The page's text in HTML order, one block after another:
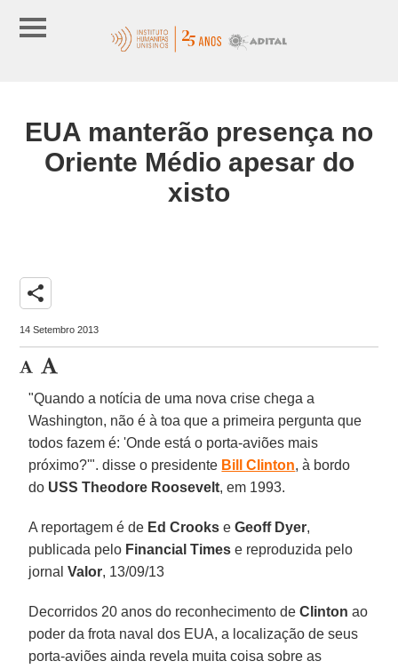
EUA manterão presença no
Oriente Médio apesar do
xisto
share
14 Setembro 2013
"Quando a notícia de uma nova crise chega a
Washington, não é à toa que a primeira pergunta que
todos fazem é: 'Onde está o porta-aviões mais
próximo?'". disse o presidente Bill Clinton, à bordo
do USS Theodore Roosevelt, em 1993.
A reportagem é de Ed Crooks eGeoff Dyer,
publicada pelo Financial Times e reproduzida pelo
jornalValor, 13/09/13
Decorridos 20 anos do reconhecimento deClinton ao
poder da frota naval dos EUA, a localização de seus
porta-aviões ainda revela muita coisa sobre as